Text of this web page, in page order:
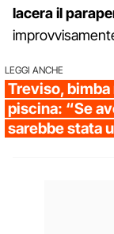
lacera il
LEGGI ANCHE
Treviso,
piscina: “Se
sarebbe stata